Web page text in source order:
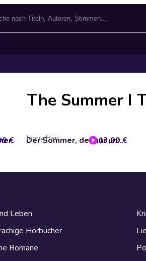
The Summer I
€ Der Sommer, der nur uns gehörte
Jenny Han 13,99 €
Leben
Hörbücher
Romane